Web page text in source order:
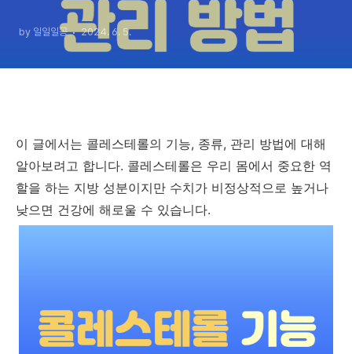
by 일일일공 2024. 6. 5.
이 글에서는 콜레스테롤의 기능, 종류, 관리 방법에 대해
알아보려고 합니다. 콜레스테롤은 우리 몸에서 중요한 역
할을 하는 지방 성분이지만 수치가 비정상적으로 높거나
낮으면 건강에 해로울 수 있습니다.